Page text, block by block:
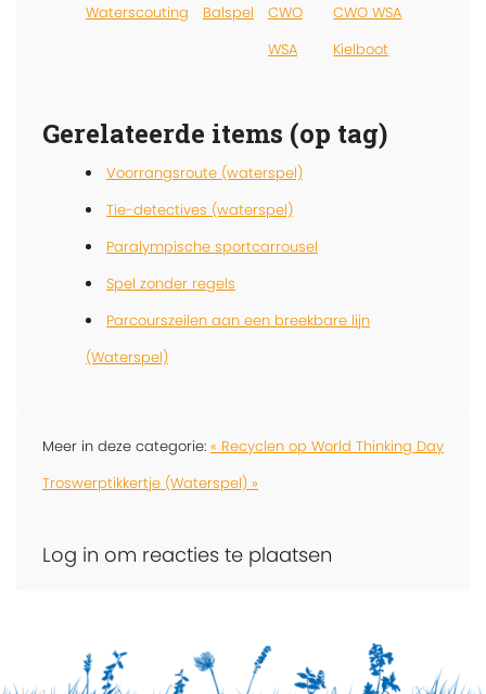
Waterscouting
Balspel
CWO
WSA
CWO WSA
Kielboot
Gerelateerde items (op tag)
Voorrangsroute (waterspel)
Tie-detectives (waterspel)
Paralympische sportcarrousel
Spel zonder regels
Parcourszeilen aan een breekbare lijn
(Waterspel)
Meer in deze categorie: « Recyclen op World Thinking Day
Troswerptikkertje (Waterspel) »
Log in om reacties te plaatsen